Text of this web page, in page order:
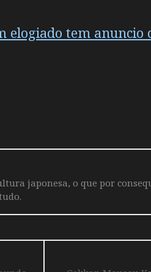
elogiado tem anuncio
japonesa, o que por